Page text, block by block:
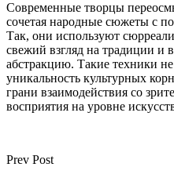
Современные творцы
сочетая народные сюжеты с
Так, они используют
свежий взгляд на традиции и
абстракцию. Такие техники
уникальность культурных
грани взаимодействия со
восприятия на уровне
Prev Post